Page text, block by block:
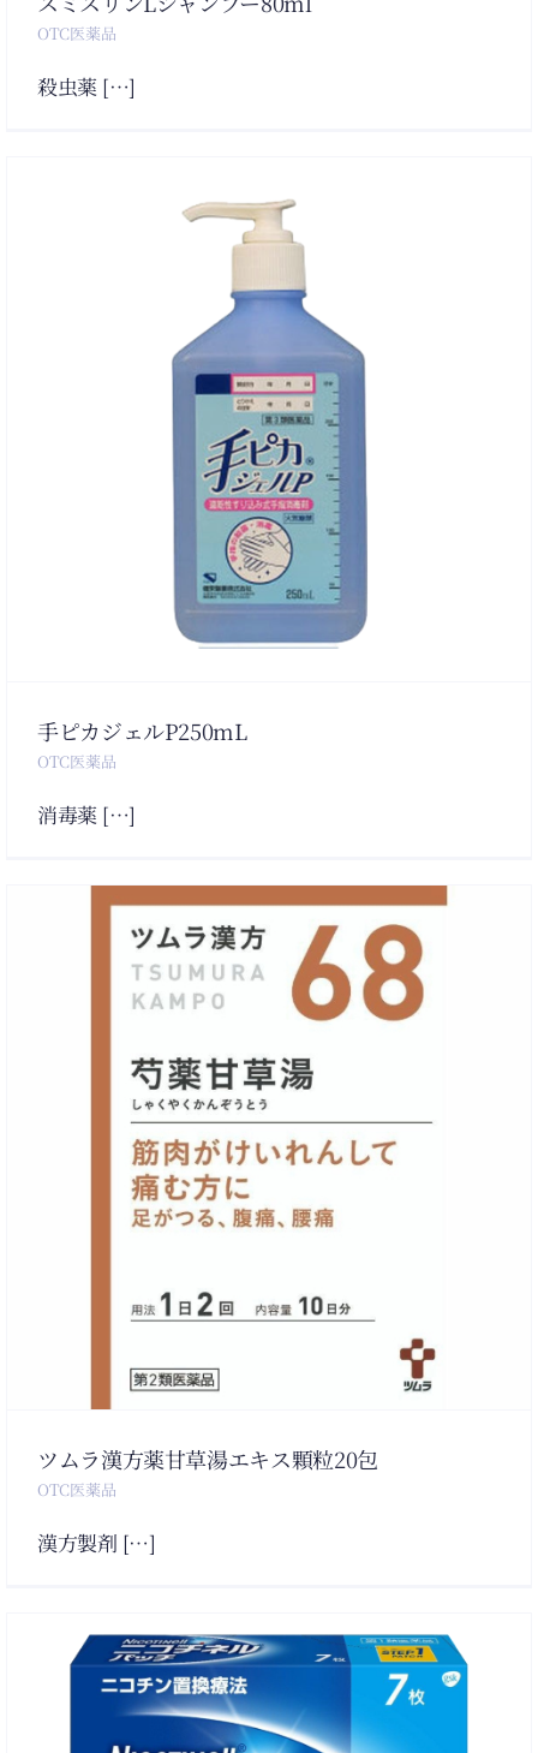
OTC医薬品
殺虫薬 […]
手ピカジェルP250mL
OTC医薬品
消毒薬 […]
ツムラ漢方薬甘草湯エキス顆粒20包
OTC医薬品
漢方製剤 […]